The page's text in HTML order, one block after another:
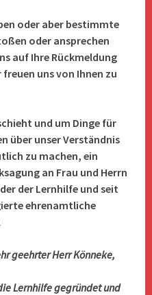
oder aber bestimmte
oder ansprechen
auf Ihre Rückmeldung
uns von Ihnen zu
und um Dinge für
über unser Verständnis
zu machen, ein
an Frau und Herrn
der Lernhilfe und seit
ehrenamtliche
geehrter Herr Könneke,
Lernhilfe gegründet und